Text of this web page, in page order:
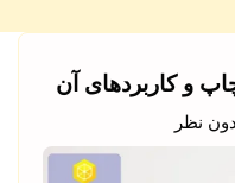
و کاربردهای آن
نظر